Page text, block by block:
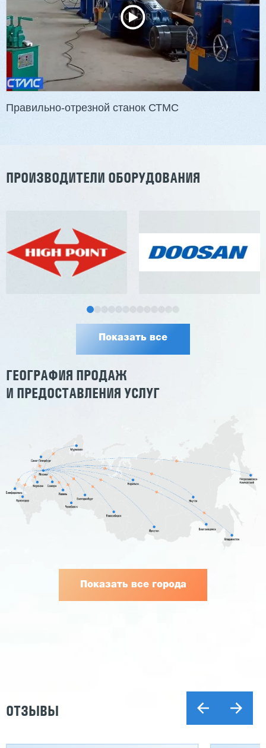
2 854 839 ₽
3 201 613 ₽
Артикул: 2497
Длина заготовки: 400-1500 мм
Макс. ширина заготовки: 580 мм
Станок проходного типа
Узлы: 4 пилы, 2 фрезы
Правильно-отрезной станок СТМС
ПРОИЗВОДИТЕЛИ ОБОРУДОВАНИЯ
Показать все
ГЕОГРАФИЯ ПРОДАЖ
И ПРЕДОСТАВЛЕНИЯ УСЛУГ
Показать все города
ОТЗЫВЫ